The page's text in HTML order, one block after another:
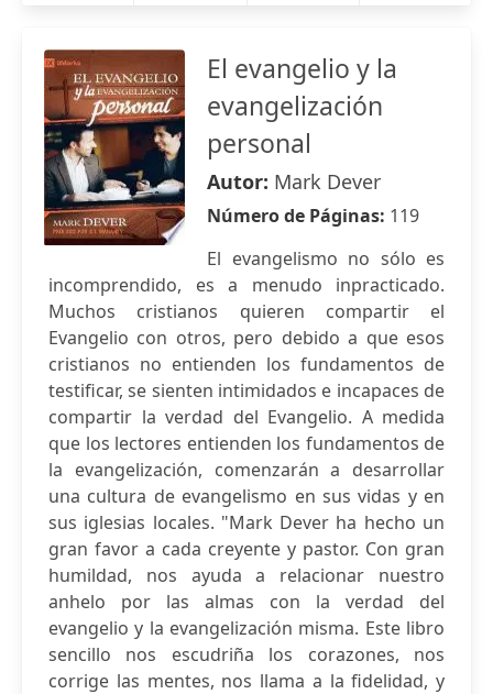
El evangelio y la
evangelización
personal
Autor: Mark Dever
Número de Páginas: 119
El evangelismo no sólo es
incomprendido, es a menudo inpracticado.
Muchos cristianos quieren compartir el
Evangelio con otros, pero debido a que esos
cristianos no entienden los fundamentos de
testificar, se sienten intimidados e incapaces de
compartir la verdad del Evangelio. A medida
que los lectores entienden los fundamentos de
la evangelización, comenzarán a desarrollar
una cultura de evangelismo en sus vidas y en
sus iglesias locales. "Mark Dever ha hecho un
gran favor a cada creyente y pastor. Con gran
humildad, nos ayuda a relacionar nuestro
anhelo por las almas con la verdad del
evangelio y la evangelización misma. Este libro
sencillo nos escudriña los corazones, nos
corrige las mentes, nos llama a la fidelidad, y